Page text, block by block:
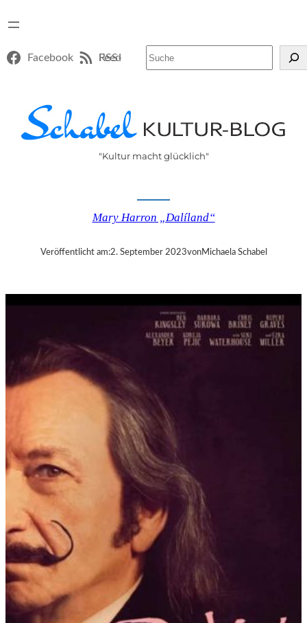
Facebook RSS-Feed
"Kultur macht glücklich"
Mary Harron „Dalíland“
Veröffentlicht am:2. September 2023vonMichaela Schabel